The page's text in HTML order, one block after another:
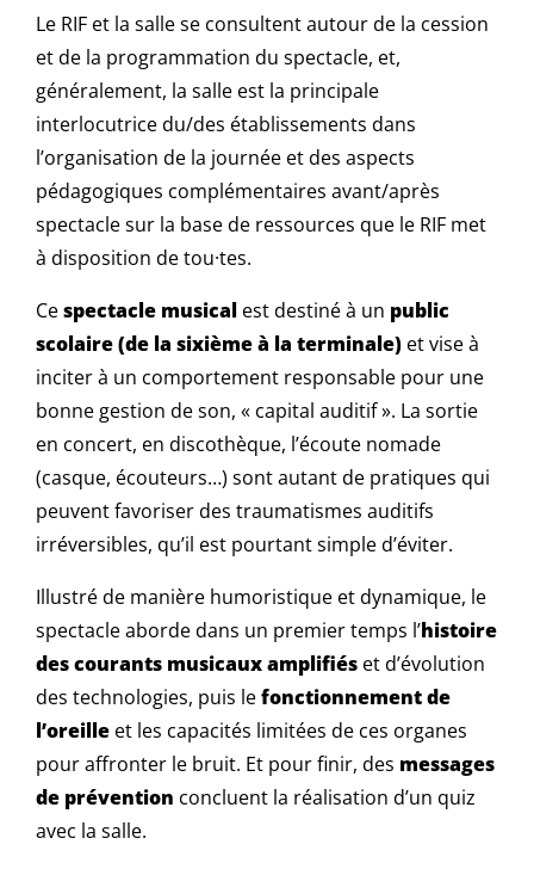
Le RIF et la salle se consultent autour de la cession
et de la programmation du spectacle, et,
généralement, la salle est la principale
interlocutrice du/des établissements dans
l’organisation de la journée et des aspects
pédagogiques complémentaires avant/après
spectacle sur la base de ressources que le RIF met
à disposition de tou·tes.
Cespectacle musical est destiné à un public
scolaire (de la sixième à la terminale) et vise à
inciter à un comportement responsable pour une
bonne gestion de son, « capital auditif ». La sortie
en concert, en discothèque, l’écoute nomade
(casque, écouteurs…) sont autant de pratiques qui
peuvent favoriser des traumatismes auditifs
irréversibles, qu’il est pourtant simple d’éviter.
Illustré de manière humoristique et dynamique, le
spectacle aborde dans un premier temps l’histoire
des courants musicaux amplifiés et d’évolution
des technologies, puis lefonctionnement de
l’oreille et les capacités limitées de ces organes
pour affronter le bruit. Et pour finir, des messages
de prévention concluent la réalisation d’un quiz
avec la salle.